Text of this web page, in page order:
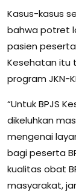
Kasus-kasus
bahwa potret
pasien peserta
Kesehatan itu
program JKN-
“Untuk BPJS
dikeluhkan
mengenai
bagi peserta
kualitas obat
masyarakat,